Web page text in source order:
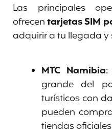
Las principales
ofrecentarjetas SIM
adquirir a tu llegada
MTC Namibia:
grande del
turísticos con
pueden
tiendas